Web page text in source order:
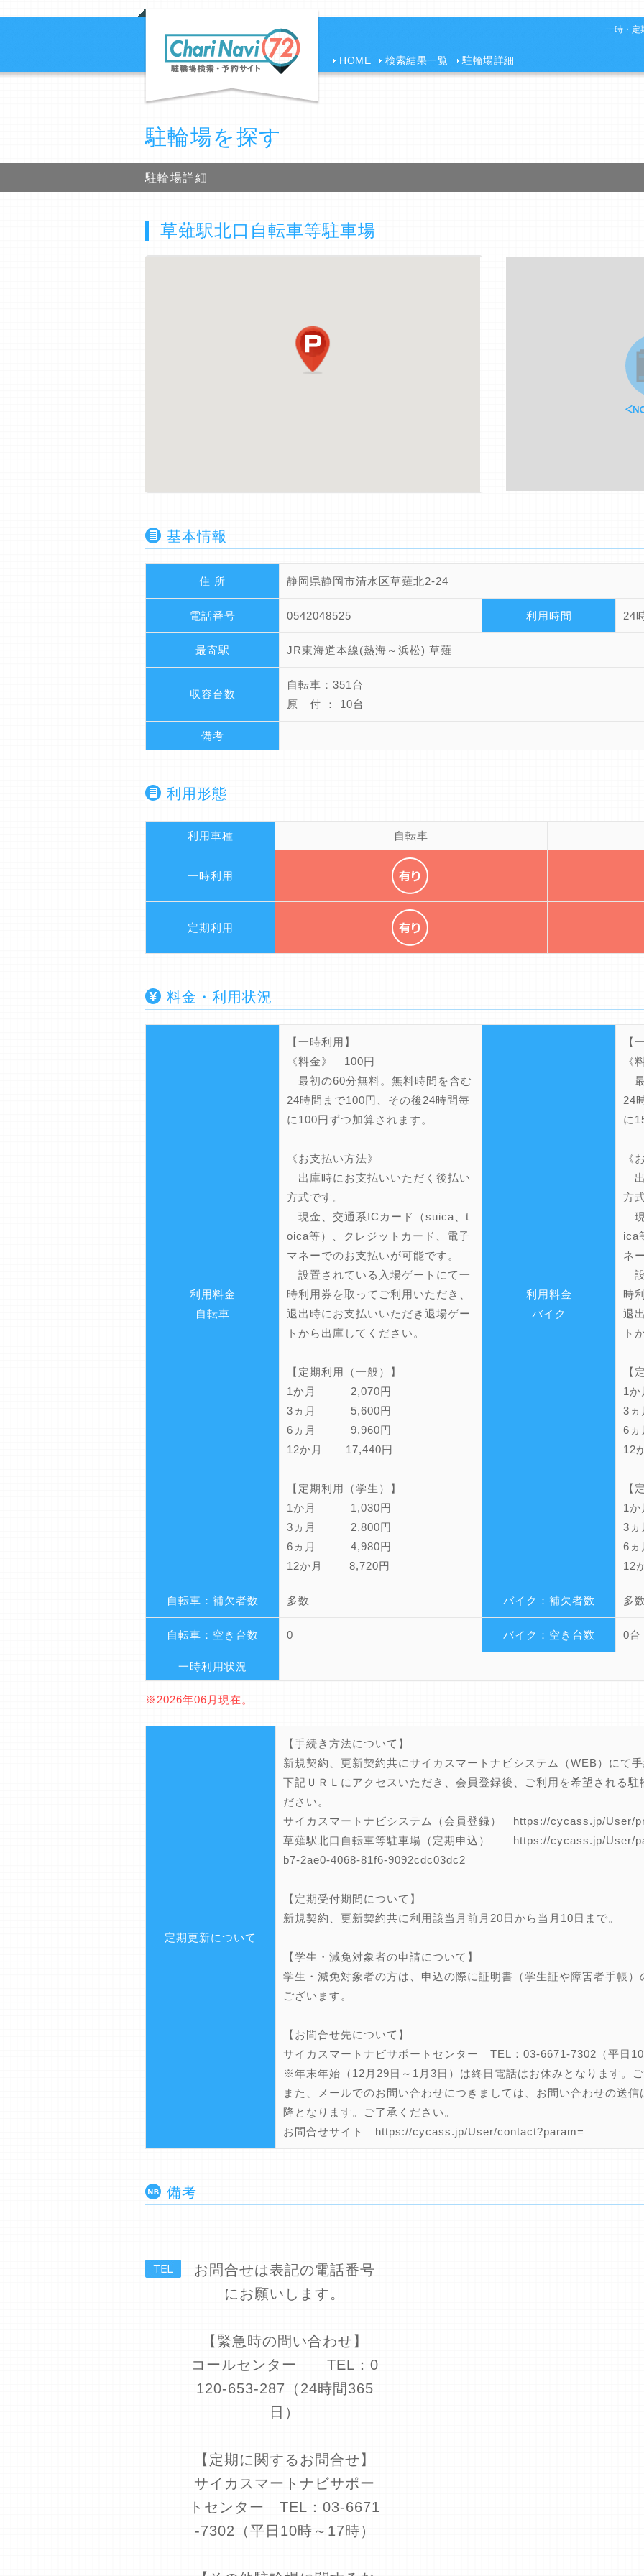
一時・定
HOME 検索結果一覧 駐輪場詳細
駐輪場を探す
駐輪場詳細
草薙駅北口自転車等駐車場
基本情報
住 所 静岡県静岡市清水区草薙北2-24
電話番号 0542048525 利用時間 24
最寄駅 JR東海道本線(熱海～浜松) 草薙
収容台数
自転車：351台
原 付 ： 10台
備考
利用形態
利用車種 自転車
一時利用
定期利用
料金・利用状況
利用料金
自転車
【一時利用】
《料金》 100円
最初の60分無料。無料時間を含む
24時間まで100円、その後24時間毎
に100円ずつ加算されます。
《お支払い方法》
出庫時にお支払いいただく後払い
方式です。
現金、交通系ICカード（suica、t
oica等）、クレジットカード、電子
マネーでのお支払いが可能です。
設置されている入場ゲートにて一
時利用券を取ってご利用いただき、
退出時にお支払いいただき退場ゲー
トから出庫してください。
【定期利用（一般）】
1か月 2,070円
3ヵ月 5,600円
6ヵ月 9,960円
12か月 17,440円
【定期利用（学生）】
1か月 1,030円
3ヵ月 2,800円
6ヵ月 4,980円
12か月 8,720円
利用料金
バイク
【
《
最
24
に
《
出
方
現
ica
ネ
設
時
退
ト
【
1
3
6
12
【
1
3
6
12
自転車：補欠者数 多数 バイク：補欠者数 多
自転車：空き台数 0 バイク：空き台数 0台
一時利用状況
※2026年06月現在。
定期更新について
【手続き方法について】
新規契約、更新契約共にサイカスマートナビシステム（WEB）にて
下記ＵＲＬにアクセスいただき、会員登録後、ご利用を希望される
ださい。
サイカスマートナビシステム（会員登録） https://cycass.jp/User/
草薙駅北口自転車等駐車場（定期申込） https://cycass.jp/User/
b7-2ae0-4068-81f6-9092cdc03dc2
【定期受付期間について】
新規契約、更新契約共に利用該当月前月20日から当月10日まで。
【学生・減免対象者の申請について】
学生・減免対象者の方は、申込の際に証明書（学生証や障害者手帳
ございます。
【お問合せ先について】
サイカスマートナビサポートセンター TEL：03-6671-7302（平日
※年末年始（12月29日～1月3日）は終日電話はお休みとなります。
また、メールでのお問い合わせにつきましては、お問い合わせの送
降となります。ご了承ください。
お問合せサイト https://cycass.jp/User/contact?param=
備考
お問合せは表記の電話番号
にお願いします。
【緊急時の問い合わせ】
コールセンター TEL：0
120-653-287（24時間365
日）
【定期に関するお問合せ】
サイカスマートナビサポー
トセンター TEL：03-6671
-7302（平日10時～17時）